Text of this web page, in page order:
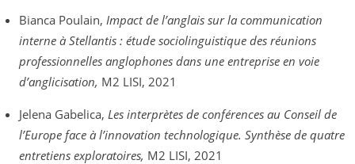
Bianca Poulain, Impact de l’anglais sur la communication
interne à Stellantis : étude sociolinguistique des réunions
professionnelles anglophones dans une entreprise en voie
d’anglicisation, M2 LISI, 2021
Jelena Gabelica, Les interprètes de conférences au Conseil de
l’Europe face à l’innovation technologique. Synthèse de quatre
entretiens exploratoires, M2 LISI, 2021